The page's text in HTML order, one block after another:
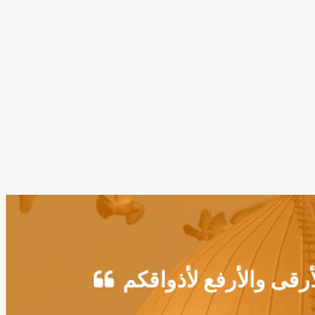
والأرفع لأذواقكم